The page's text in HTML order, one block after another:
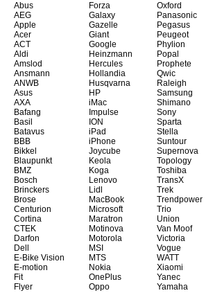
Abus
AEG
Apple
Acer
ACT
Aldi
Amslod
Ansmann
ANWB
Asus
AXA
Bafang
Basil
Batavus
BBB
Bikkel
Blaupunkt
BMZ
Bosch
Brinckers
Brose
Centurion
Cortina
CTEK
Darfon
Dell
E-Bike Vision
E-motion
Fit
Flyer
Forza
Galaxy
Gazelle
Giant
Google
Heinzmann
Hercules
Hollandia
Husqvarna
HP
iMac
Impulse
ION
iPad
iPhone
Joycube
Keola
Koga
Lenovo
Lidl
MacBook
Microsoft
Maratron
Motinova
Motorola
MSI
MTS
Nokia
OnePlus
Oppo
Oxford
Panasonic
Pegasus
Peugeot
Phylion
Popal
Prophete
Qwic
Raleigh
Samsung
Shimano
Sony
Sparta
Stella
Suntour
Supernova
Topology
Toshiba
TransX
Trek
Trendpower
Trio
Union
Van Moof
Victoria
Vogue
WATT
Xiaomi
Yanec
Yamaha